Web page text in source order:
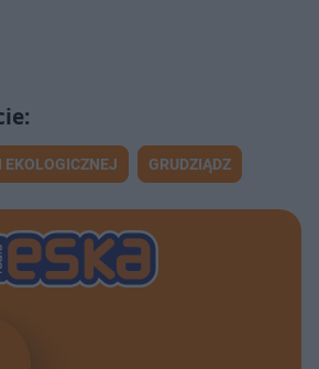
EKOLOGICZNEJ GRUDZIĄDZ